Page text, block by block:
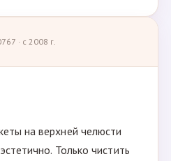
· с 2008 г.
на верхней челюсти
Только чистить